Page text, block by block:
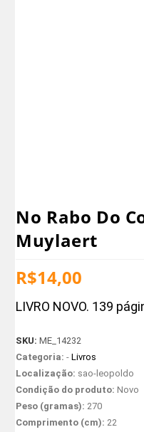
No Rabo Do
Muylaert
R$14,00
LIVRO NOVO. 139
SKU:ME_14232
Categoria:-Livros
Localização: sao-leopoldo
Condição do produto: Novo
Peso (gramas): 270
Comprimento (cm): 22